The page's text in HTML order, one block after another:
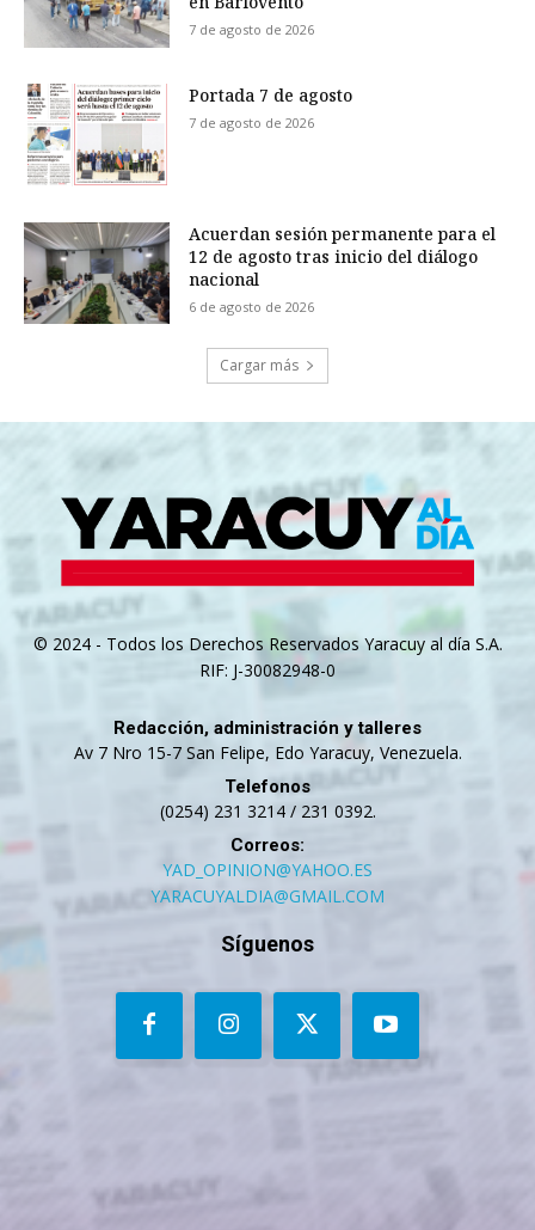
7 de agosto de 2026
Portada 7 de agosto
7 de agosto de 2026
Acuerdan sesión permanente para el
12 de agosto tras inicio del diálogo
nacional
6 de agosto de 2026
Cargar más
© 2024 - Todos los Derechos Reservados Yaracuy al día S.A.
RIF: J-30082948-0
Redacción, administración y talleres
Av 7 Nro 15-7 San Felipe, Edo Yaracuy, Venezuela.
Telefonos
(0254) 231 3214 / 231 0392.
Correos:
YAD_OPINION@YAHOO.ES
YARACUYALDIA@GMAIL.COM
Síguenos